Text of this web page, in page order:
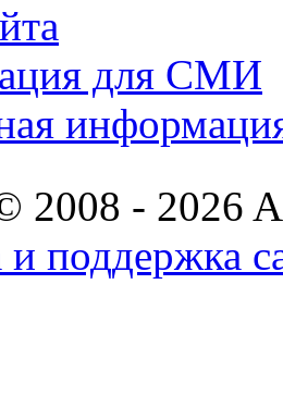
для СМИ
2008 - 2026
и поддержка